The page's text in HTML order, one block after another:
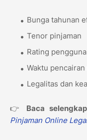
Bunga tahunan
Tenor pinjaman
Rating
Waktu
Legalitas dan
👉 Baca
Pinjaman Online